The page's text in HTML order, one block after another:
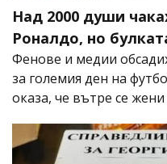
Над 2000 души
Роналдо, но
Фенове и медии
за големия ден на
оказа, че вътре се